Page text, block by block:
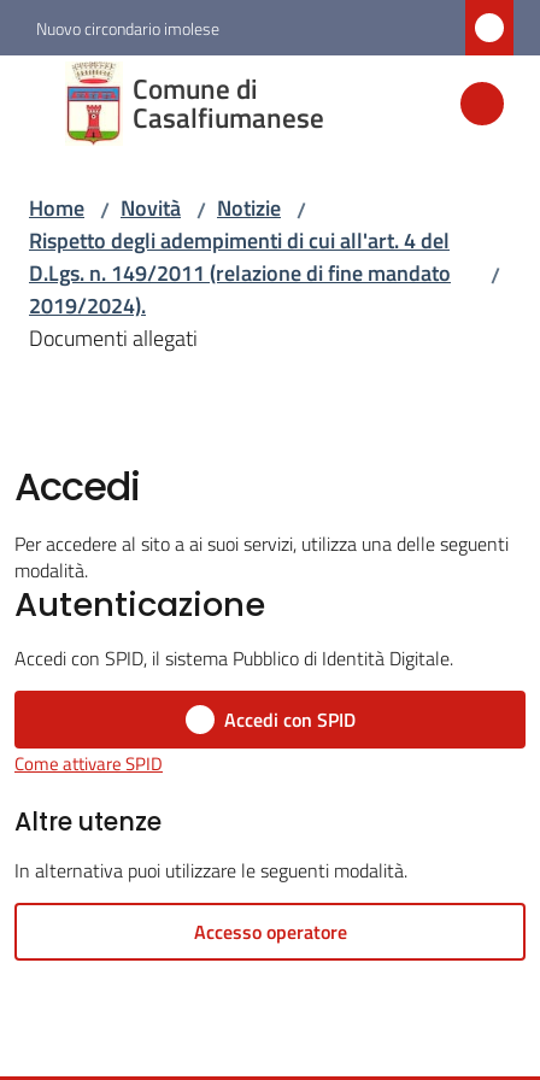
Vai al contenuto
Vai alla navigazione
Vai al footer
Nuovo circondario imolese
Comune di
Casalfiumanese
Comune di
Casalfiumanese
Amministrazione
Novità
Menu selezionato
Casalfiumanese
5x1000
on-
Tutti
gli
Home / Novità / Notizie /
Rispetto degli adempimenti di cui all'art. 4 del
D.Lgs. n. 149/2011 (relazione di fine mandato
2019/2024).
/
Documenti allegati
Accedi
Per accedere al sito a ai suoi servizi, utilizza una delle seguenti
modalità.
Autenticazione
Accedi con SPID, il sistema Pubblico di Identità Digitale.
Accedi con SPID
Come attivare SPID
Altre utenze
In alternativa puoi utilizzare le seguenti modalità.
Accesso operatore